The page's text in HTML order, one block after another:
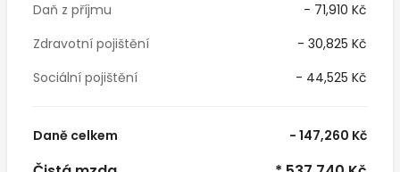
Daň z příjmu
- 71,910 Kč
Zdravotní pojištění
- 30,825 Kč
Sociální pojištění
- 44,525 Kč
Daně celkem - 147,260 Kč